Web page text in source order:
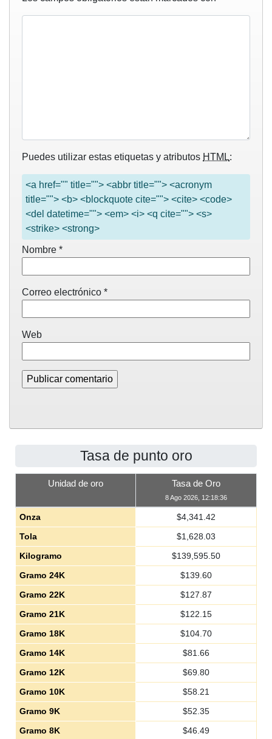
Puedes utilizar estas etiquetas y atributos HTML:
<a href="" title=""> <abbr title=""> <acronym
title=""> <b> <blockquote cite=""> <cite> <code>
<del datetime=""> <em> <i> <q cite=""> <s>
<strike> <strong>
Nombre *
Correo electrónico *
Web
Tasa de punto oro
Unidad de oro Tasa de Oro
8 Ago 2026, 12:18:36
Onza $4,341.42
Tola
$1,628.03
Kilogramo
$139,595.50
Gramo 24K
$139.60
Gramo 22K
$127.87
Gramo 21K
$122.15
Gramo 18K
$104.70
Gramo 14K
$81.66
Gramo 12K
$69.80
Gramo 10K
$58.21
Gramo 9K
$52.35
Gramo 8K
$46.49